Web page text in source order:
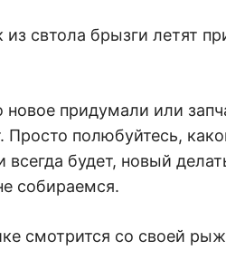
из свтола брызги летят
новое придумали или
Просто полюбуйтесь,
будет, новый
собираемся.
смотрится со своей